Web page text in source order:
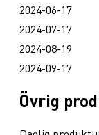
2024-06-17
2024-07-17
2024-08-19
2024-09-17
Övrig